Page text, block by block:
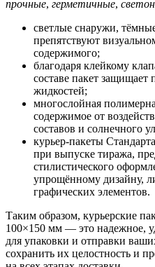
прочные, герметичные,
светлые снаружи,
препятствуют
содержимого;
благодаря клейкому
составе пакет
жидкостей;
многослойная
содержимое от
составов и солнечного
курьер-пакеты
при выпуске тиража,
стилистического
упрощённому дизайну,
графических элементов.
Таким образом, курьерские
100×150 мм — это надежное,
для упаковки и отправки
сохранить их целостность и